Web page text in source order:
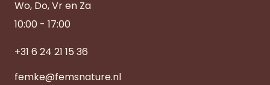
Wo, Do, Vr en Za
10:00 - 17:00
+31 6 24 21 15 36
femke@femsnature.nl